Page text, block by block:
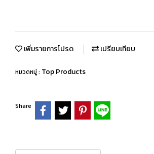
เพิ่มรายการโปรด เปรียบเทียบ
หมวดหมู่ : Top Products
Share